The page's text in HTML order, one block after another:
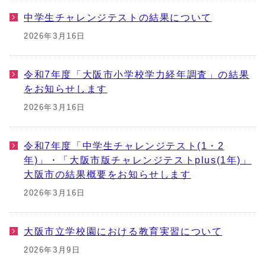
中学生チャレンジテストの結果について
2026年3月16日
令和7年度「大阪市小学校学力経年調査」の結果
をお知らせします
2026年3月16日
令和7年度「中学生チャレンジテスト(1・2
年)」・「大阪市版チャレンジテストplus(1年)」
大阪市の結果概要をお知らせします
2026年3月16日
大阪市立学校園における教育実習について
2026年3月9日